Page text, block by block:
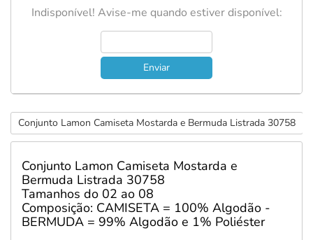
Indisponível! Avise-me quando estiver disponível:
Enviar
Conjunto Lamon Camiseta Mostarda e Bermuda Listrada 30758
Conjunto Lamon Camiseta Mostarda e
Bermuda Listrada 30758
Tamanhos do 02 ao 08
Composição: CAMISETA = 100% Algodão -
BERMUDA = 99% Algodão e 1% Poliéster